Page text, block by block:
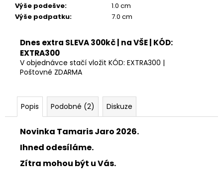
Výše podešve:
1.0 cm
Výše podpatku: 7.0 cm
Dnes extra SLEVA 300kč | na VŠE | KÓD:
EXTRA300
V objednávce stačí vložit KÓD: EXTRA300 |
Poštovné ZDARMA
Popis Podobné (2) Diskuze
Novinka Tamaris Jaro 2026.
Ihned odesíláme.
Zítra mohou být u Vás.